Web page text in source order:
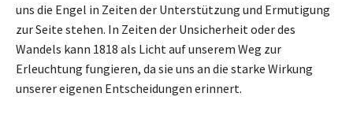
uns die Engel in Zeiten der Unterstützung und Ermutigung
zur Seite stehen. In Zeiten der Unsicherheit oder des
Wandels kann 1818 als Licht auf unserem Weg zur
Erleuchtung fungieren, da sie uns an die starke Wirkung
unserer eigenen Entscheidungen erinnert.